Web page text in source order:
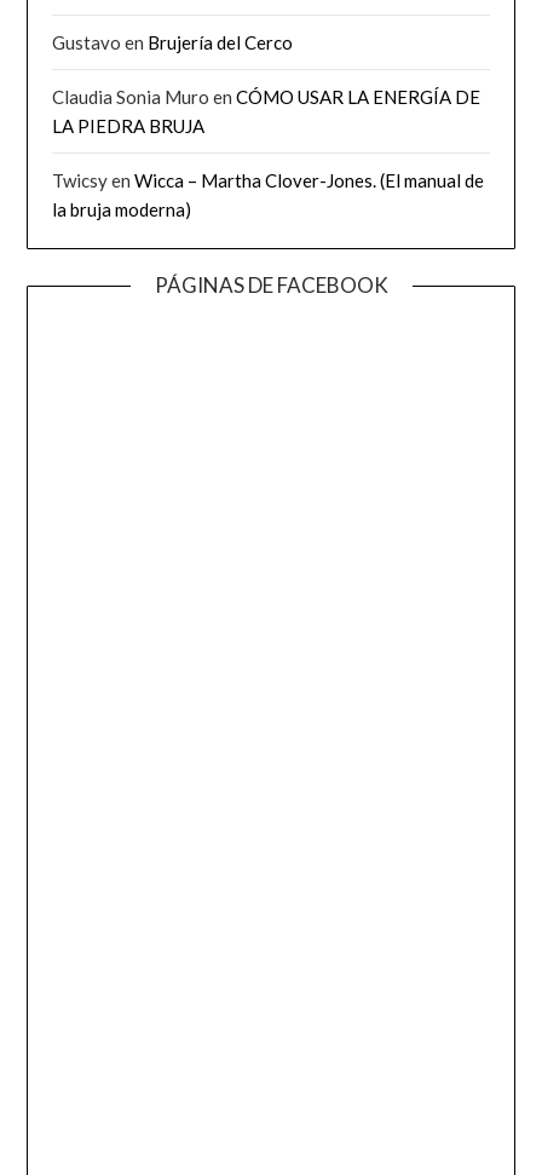
Gustavo en Brujería del Cerco
Claudia Sonia Muro enCÓMO USAR LA ENERGÍA DE
LA PIEDRA BRUJA
TwicsyenWicca – Martha Clover-Jones. (El manual de
la bruja moderna)
PÁGINAS DE FACEBOOK